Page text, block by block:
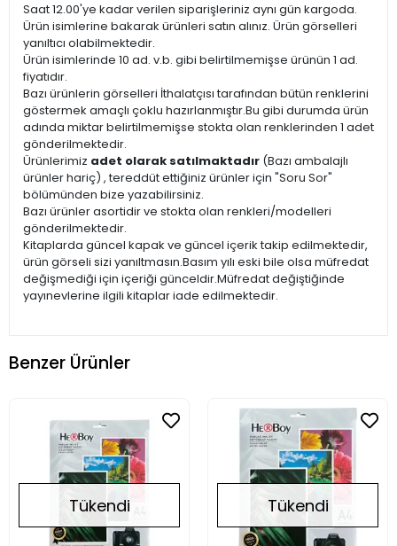
Saat 12.00'ye kadar verilen siparişleriniz aynı gün kargoda.
Ürün isimlerine bakarak ürünleri satın alınız. Ürün görselleri
yanıltıcı olabilmektedir.
Ürün isimlerinde 10 ad. v.b. gibi belirtilmemişse ürünün 1 ad.
fiyatıdır.
Bazı ürünlerin görselleri İthalatçısı tarafından bütün renklerini
göstermek amaçlı çoklu hazırlanmıştır.Bu gibi durumda ürün
adında miktar belirtilmemişse stokta olan renklerinden 1 adet
gönderilmektedir.
Ürünlerimiz adet olarak satılmaktadır (Bazı ambalajlı
ürünler hariç) , tereddüt ettiğiniz ürünler için "Soru Sor"
bölümünden bize yazabilirsiniz.
Bazı ürünler asortidir ve stokta olan renkleri/modelleri
gönderilmektedir.
Kitaplarda güncel kapak ve güncel içerik takip edilmektedir,
ürün görseli sizi yanıltmasın.Basım yılı eski bile olsa müfredat
değişmediği için içeriği günceldir.Müfredat değiştiğinde
yayınevlerine ilgili kitaplar iade edilmektedir.
Benzer Ürünler
Tükendi Tükendi